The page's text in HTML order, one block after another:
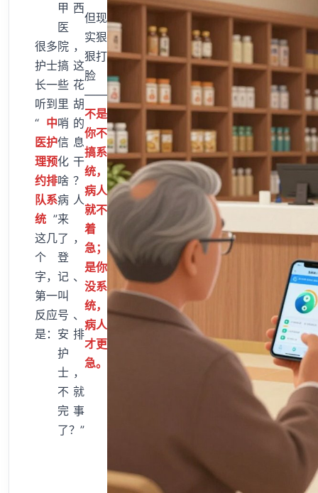
很多
护士
长一
听到
“ 中
医护
理预
约排
队系
统 ”
这几
个
字，
第一
反应
是：
甲西
医
院，
搞这
些花
里胡
哨的
信息
化干
啥？
病人
来
了，
登
记、
叫
号、
安排
护
士，
不就
完事
了？”
但现
实狠
狠打
脸
——
不是
你不
搞系
统，
病人
就不
着
急；
是你
没系
统，
病人
才更
急。